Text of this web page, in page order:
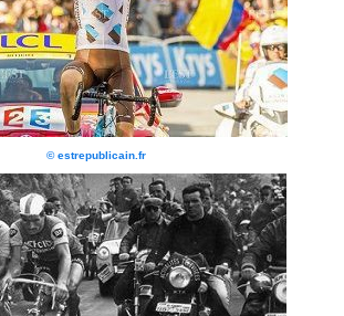
© estrepublicain.fr